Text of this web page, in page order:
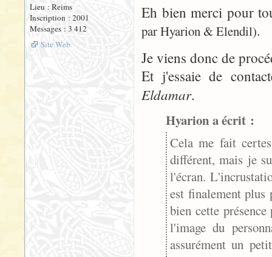
Lieu : Reims
Inscription : 2001
Messages : 3 412
Site Web
Eh bien merci pour
par Hyarion & Elendil).
Je viens donc de
Et j'essaie de
Eldamar.
Hyarion a écrit :
Cela me fait
différent, mais je
l'écran.
est finalement plus
bien cette
l'image du
assurément un